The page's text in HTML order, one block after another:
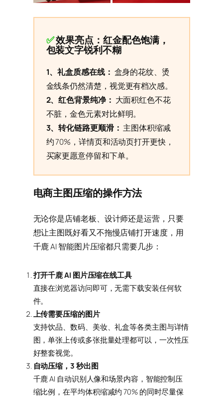
✅效果亮点：红金配色饱满，
包装文字锐利不糊
1、礼盒质感在线： 盒身的花纹、烫
金线条仍然清楚，视觉更有档次感。
2、红色背景纯净： 大面积红色不花
不脏，金色元素对比鲜明。
3、转化链路更顺滑： 主图体积缩减
约 70%，详情页和活动页打开更快，
买家更愿意停留和下单。
电商主图压缩的操作方法
无论你是店铺老板、设计师还是运营，只要
想让主图既好看又不拖慢店铺打开速度，用
千鹿 AI 智能图片压缩都只需要几步：
打开千鹿 AI 图片压缩在线工具
直接在浏览器访问即可，无需下载安装任何软
件。
上传需要压缩的图片
支持饮品、数码、美妆、礼盒等各类主图与详情
图，单张上传或多张批量处理都可以，一次性压
好整套视觉。
自动压缩，3 秒出图
千鹿 AI 自动识别人像和场景内容，智能控制压
缩比例，在平均体积缩减约 70% 的同时尽量保